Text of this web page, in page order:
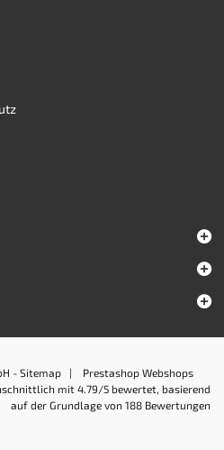
- Sitemap | Prestashop Webshops
mit 4.79 /5 bewertet, basierend
auf der Grundlage von 188 Bewertungen